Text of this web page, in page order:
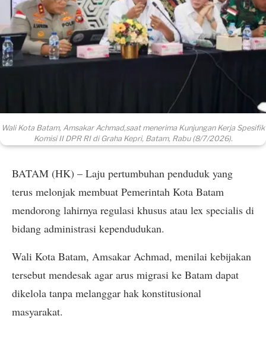
Wali Kota Batam, Amsakar Achmad,saat menerima Kunjungan Kerja Spesifik
Komisi II DPR RI di Graha Kepri, Batam, Rabu (8/7/2026).
BATAM (HK) – Laju pertumbuhan penduduk yang
terus melonjak membuat Pemerintah Kota Batam
mendorong lahirnya regulasi khusus atau lex specialis di
bidang administrasi kependudukan.
Wali Kota Batam, Amsakar Achmad, menilai kebijakan
tersebut mendesak agar arus migrasi ke Batam dapat
dikelola tanpa melanggar hak konstitusional
masyarakat.